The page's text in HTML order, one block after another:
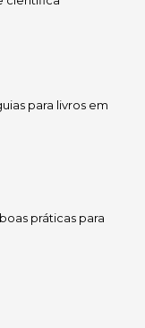
para livros em
práticas para